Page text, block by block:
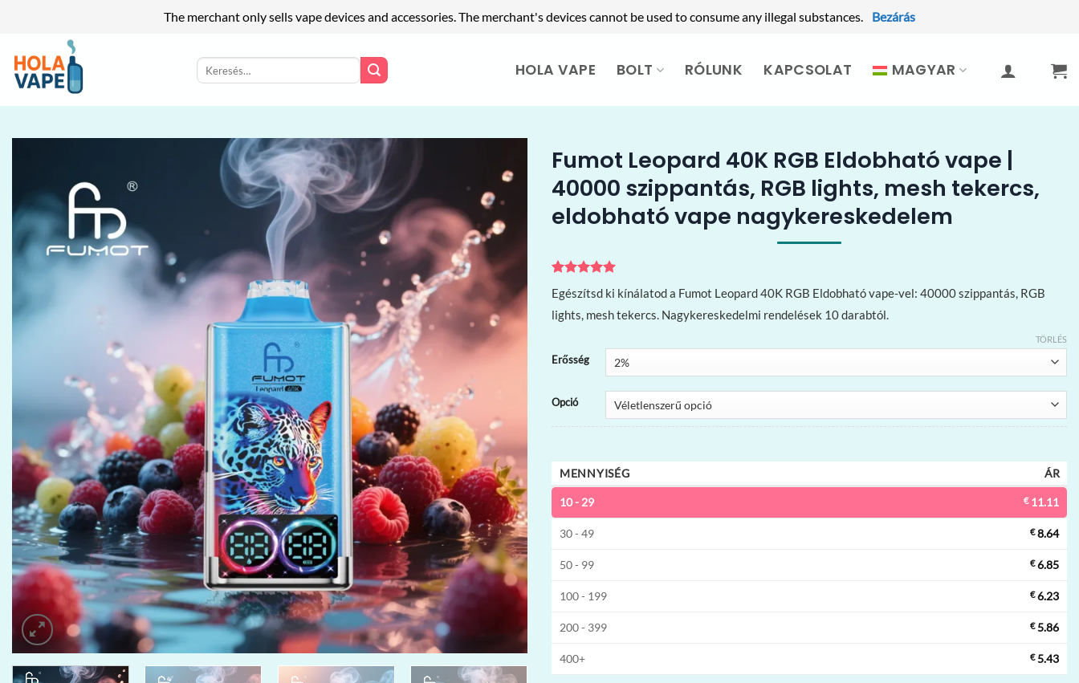
The merchant only sells vape devices and accessories. The merchant's devices cannot be used to consume any illegal substances.
Bezárás
content
Keresés
a
HOLA VAPE BOLT RÓLUNK KAPCSOLAT MAGYAR
Fumot Leopard 40K RGB Eldobható vape |
40000 szippantás, RGB lights, mesh tekercs,
eldobható vape nagykereskedelem
az 5-ből,
értékelés
alapján
Egészítsd ki kínálatod a Fumot Leopard 40K RGB Eldobható vape-vel: 40000 szippantás, RGB
lights, mesh tekercs. Nagykereskedelmi rendelések 10 darabtól.
Erősség
Opció
TÖRLÉS
MENNYISÉG ÁR
10 - 29 €11.11
30 - 49 €8.64
50 - 99 €6.85
100 - 199 €6.23
200 - 399 €5.86
400+ €5.43